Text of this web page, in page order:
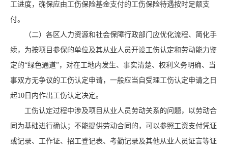
工进度，确保应由工伤保险基金支付的工伤保险待遇按时足额支
付。
（二）各区人力资源和社会保障行政部门应优化流程、简化手
续，为按项目参保的单位及其从业人员开设工伤认定和劳动能力鉴
定的“绿色通道”，对在工地内发生、事实清楚、权利义务明确、当
事双方无争议的工伤认定申请，一般应当自受理工伤认定申请之日
起10日内作出工伤认定决定。
工伤认定过程中涉及项目从业人员劳动关系的问题，以劳动合
同为基础进行确认；不能提供劳动合同的，可以参照工资支付凭证
或记录、工作证、招工登记表、考勤记录及其他从业人员证言等证